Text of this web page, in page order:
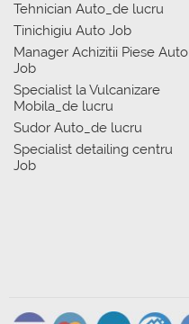
Tehnician Auto_de lucru
Tinichigiu Auto Job
Manager Achizitii Piese Auto
Job
Specialist la Vulcanizare
Mobila_de lucru
Sudor Auto_de lucru
Specialist detailing centru
Job